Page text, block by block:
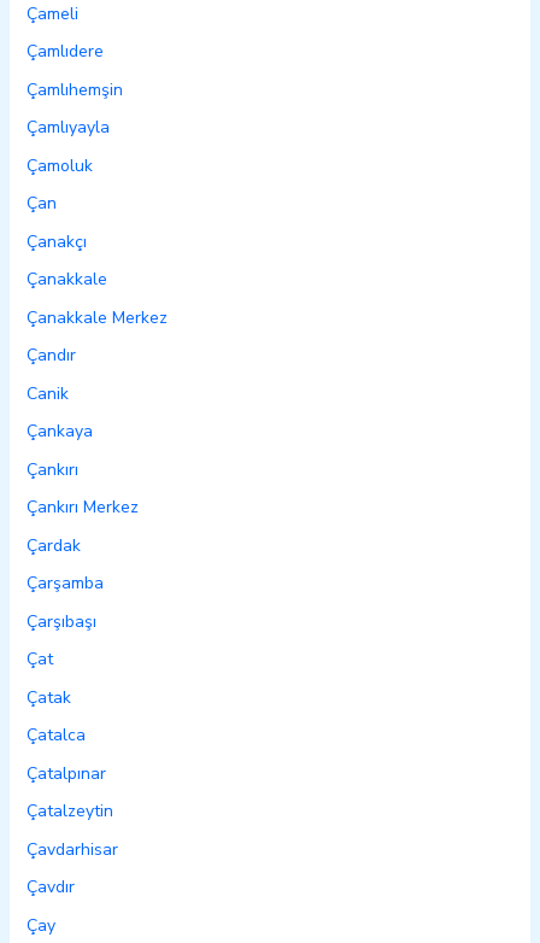
Çameli
Çamlıdere
Çamlıhemşin
Çamlıyayla
Çamoluk
Çan
Çanakçı
Çanakkale
Çanakkale Merkez
Çandır
Canik
Çankaya
Çankırı
Çankırı Merkez
Çardak
Çarşamba
Çarşıbaşı
Çat
Çatak
Çatalca
Çatalpınar
Çatalzeytin
Çavdarhisar
Çavdır
Çay